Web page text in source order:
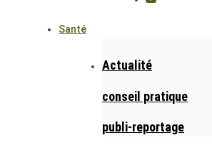
Santé
Actualité
conseil pratique
publi-reportage